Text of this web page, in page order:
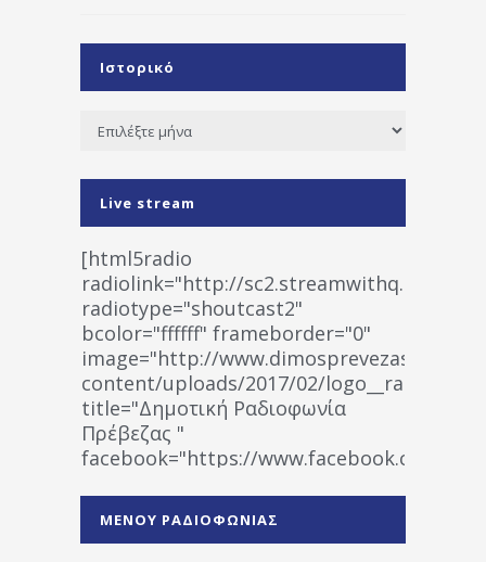
Ιστορικό
Ιστορικό
Live stream
[html5radio
radiolink="http://
radiotype="shoutcast2"
bcolor="ffffff" frameborder="0"
image="http://www.dimosprevezas.gr/wp-
content/uploads/2017/02/
title="Δημοτική Ραδιοφωνία
Πρέβεζας "
facebook="https://www.facebook.com/
1531194763766854/" artist="" ]
ΜΕΝΟΥ ΡΑΔΙΟΦΩΝΙΑΣ